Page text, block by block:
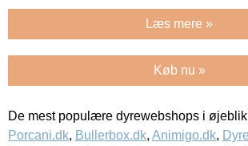
Læs mere »
Køb nu »
De mest populære dyrewebshops i
Porcani.dk, Bullerbox.dk, Animigo.dk,